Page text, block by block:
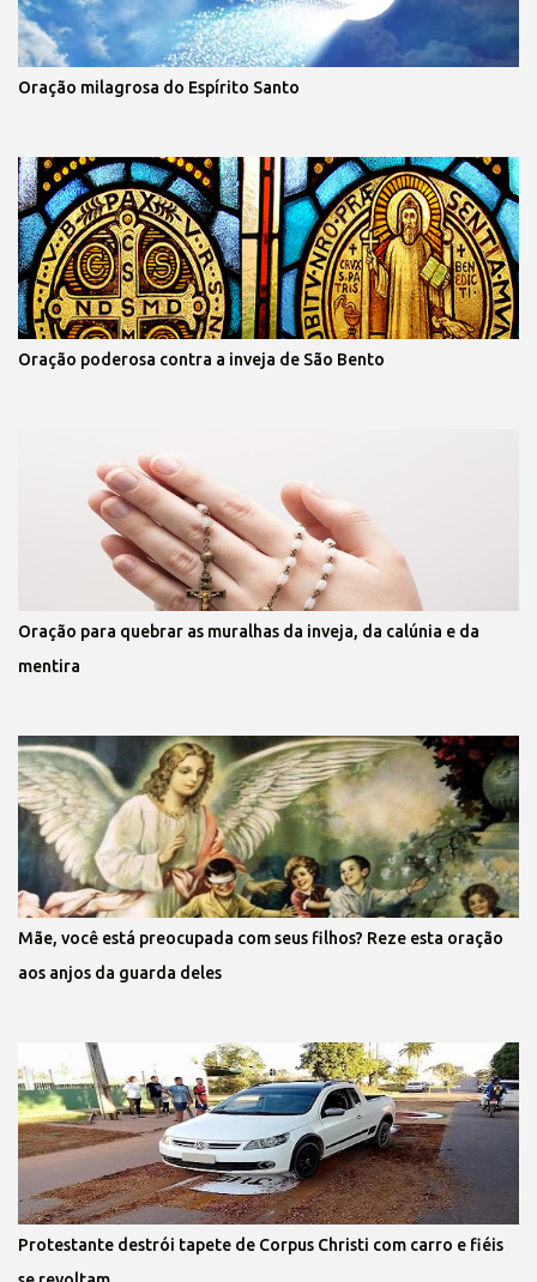
Oração milagrosa do Espírito Santo
Oração poderosa contra a inveja de São Bento
Oração para quebrar as muralhas da inveja, da calúnia e da
mentira
Mãe, você está preocupada com seus filhos? Reze esta oração
aos anjos da guarda deles
Protestante destrói tapete de Corpus Christi com carro e fiéis